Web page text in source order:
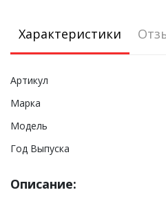
Характеристики
Артикул
Марка
Модель
Год Выпуска
Описание: